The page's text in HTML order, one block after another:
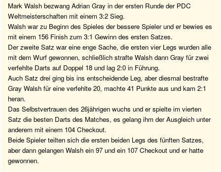
Mark Walsh bezwang Adrian Gray in der ersten Runde der PDC
Weltmeisterschaften mit einem 3:2 Sieg.
Walsh war zu Beginn des Spieles der bessere Spieler und er bewies es
mit einem 156 Finish zum 3:1 Gewinn des ersten Satzes.
Der zweite Satz war eine enge Sache, die ersten vier Legs wurden alle
mit dem Wurf gewonnen, schließlich strafte Walsh dann Gray für zwei
verfehlte Darts auf Doppel 18 und lag 2:0 in Führung.
Auch Satz drei ging bis ins entscheidende Leg, aber diesmal bestrafte
Gray Walsh für eine verfehlte 20, machte 41 Punkte aus und kam 2:1
heran.
Das Selbstvertrauen des 26jährigen wuchs und er spielte im vierten
Satz die besten Darts des Matches, es gelang ihm der Ausgleich unter
anderem mit einem 104 Checkout.
Beide Spieler teilten sich die ersten beiden Legs des fünften Satzes,
aber dann gelangen Walsh ein 97 und ein 107 Checkout und er hatte
gewonnen.